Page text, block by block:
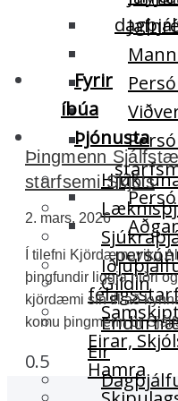
Gildin
Eirar,
Hamra
Fyrir
íbúa
Þjónusta
Eir
Þingmenn
starfsemi Skjóls
2. mars, 2026
Í tilefni Kjördæmaviku
þingfundir liggja niðri
kjördæmi sín til að
komu þingmenn úr